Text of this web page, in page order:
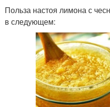
Польза настоя лимона с
в следующем: